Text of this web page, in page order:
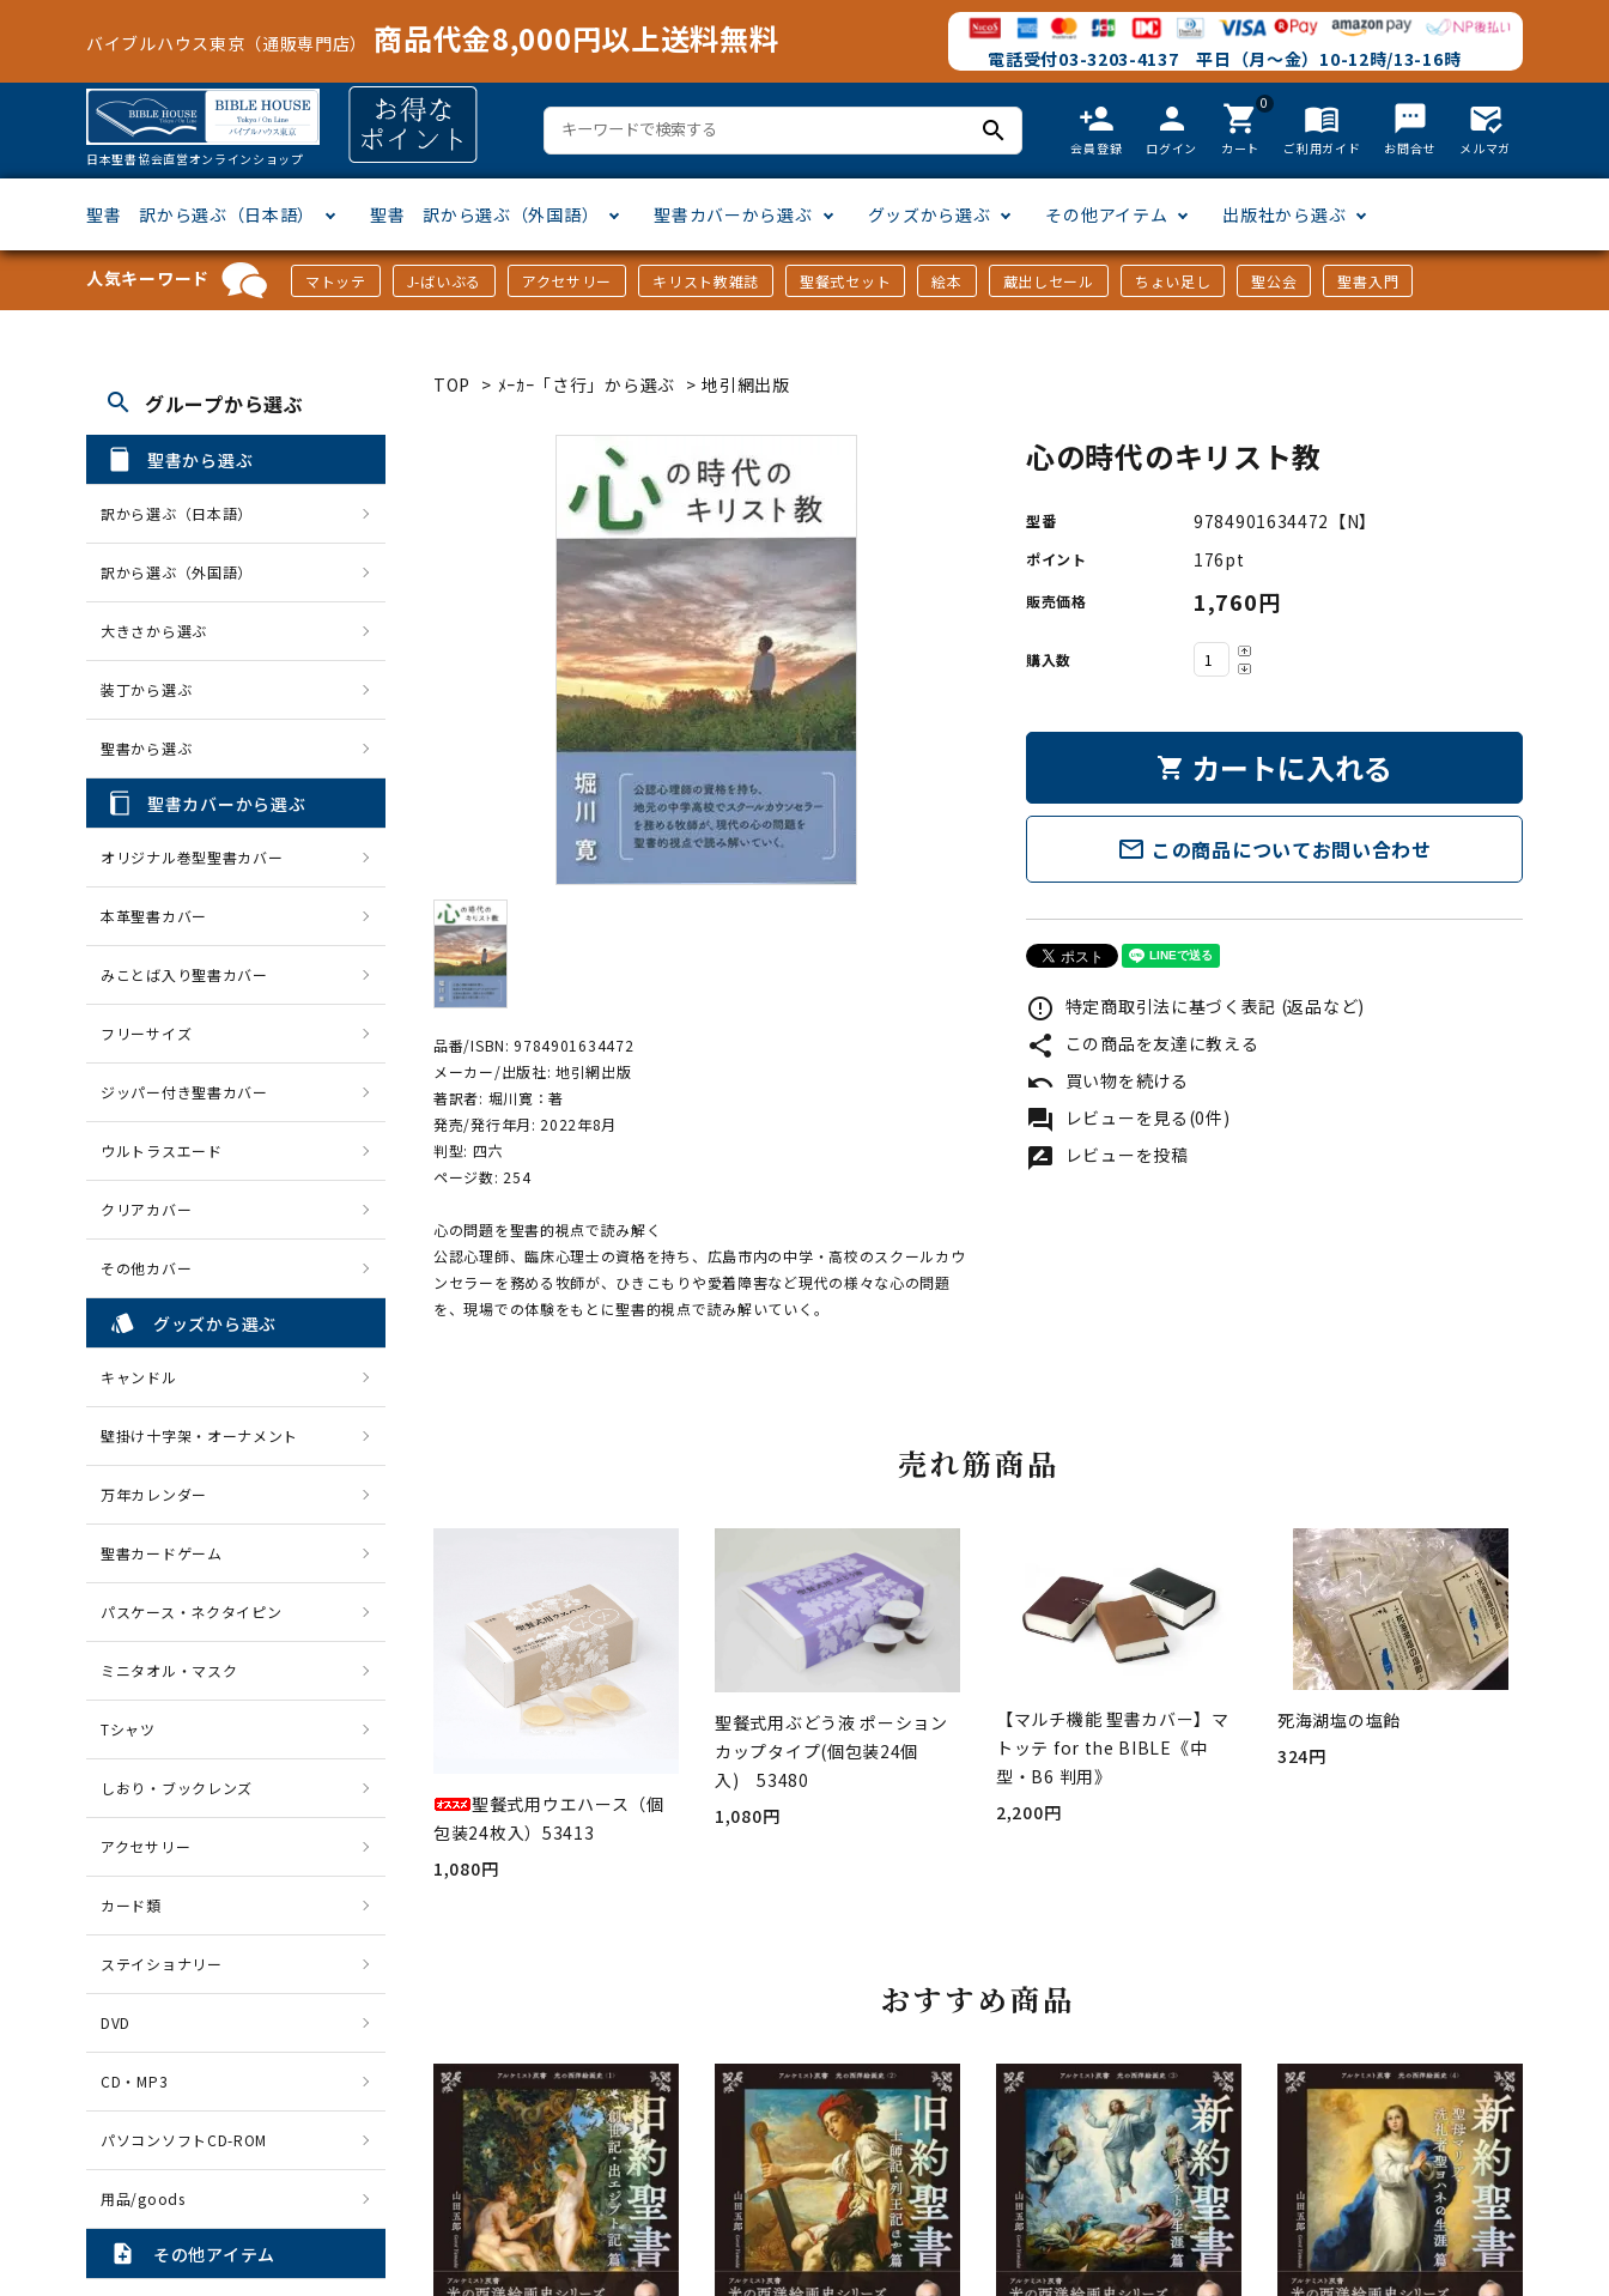
バイブルハウス東京（通販専門店） 商品代金8,000円以上送料無料 電話受付03-3203-4137 平日（月～金）10-12時/13-16時
日本聖書協会直営オンラインショップ
search person_add
会員登録
person
ログイン
0
shopping_cart
カート
menu_book
ご利用ガイド
textsms
お問合せ
mark_email_read
メルマガ
聖書 訳から選ぶ（日本語）
新改訳
聖書 訳から選ぶ（外国語）
ドイツ語
その他ヨーロッパ言語
聖書カバーから選ぶ
ジッパー付き聖書カバー
グッズから選ぶ
パスケース・ネクタイピン
CD・MP3 パソコンソフトCD-ROM
その他アイテム
聖書通読
クリスマス特集
出版社から選ぶ
「な行」から選ぶ
「わ行」から選ぶ
人気キーワード マトッテ J-ばいぶる アクセサリー キリスト教雑誌 聖餐式セット 絵本 蔵出しセール ちょい足し 聖公会 聖書入門
TOP > ﾒｰｶｰ「さ行」から選ぶ > 地引網出版
品番/ISBN: 9784901634472
メーカー/出版社: 地引網出版
著訳者: 堀川寛：著
発売/発行年月: 2022年8月
判型: 四六
ページ数: 254
心の問題を聖書的視点で読み解く
公認心理師、臨床心理士の資格を持ち、広島市内の中学・高校のスクールカウ
ンセラーを務める牧師が、ひきこもりや愛着障害など現代の様々な心の問題
を、現場での体験をもとに聖書的視点で読み解いていく。
心の時代のキリスト教
型番 9784901634472【N】
ポイント 176pt
販売価格 1,760円
購入数
shopping_cart カートに入れる
mail_outline この商品についてお問い合わせ
error_outline 特定商取引法に基づく表記 (返品など)
share この商品を友達に教える
undo 買い物を続ける
forum レビューを見る(0件)
rate_review レビューを投稿
売れ筋商品
聖餐式用ウエハース（個
包装24枚入）53413
1,080円
聖餐式用ぶどう液 ポーション
カップタイプ(個包装24個
入) 53480
1,080円
【マルチ機能 聖書カバー】マ
トッテ for the BIBLE《中
型・B6 判用》
2,200円
死海湖塩の塩飴
324円
おすすめ商品
search グループから選ぶ
聖書から選ぶ
訳から選ぶ（日本語）
訳から選ぶ（外国語）
大きさから選ぶ
装丁から選ぶ
聖書から選ぶ
聖書カバーから選ぶ
オリジナル巻型聖書カバー
本革聖書カバー
みことば入り聖書カバー
フリーサイズ
ジッパー付き聖書カバー
ウルトラスエード
クリアカバー
その他カバー
style グッズから選ぶ
キャンドル
壁掛け十字架・オーナメント
万年カレンダー
聖書カードゲーム
パスケース・ネクタイピン
ミニタオル・マスク
Tシャツ
しおり・ブックレンズ
アクセサリー
カード類
ステイショナリー
DVD
CD・MP3
パソコンソフトCD-ROM
用品/goods
note_add その他アイテム